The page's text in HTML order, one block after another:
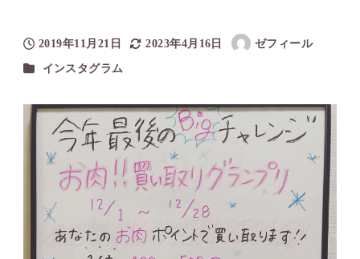
2019年11月21日
2023年4月16日
著
ゼフィール
カテゴリー
インスタグラム